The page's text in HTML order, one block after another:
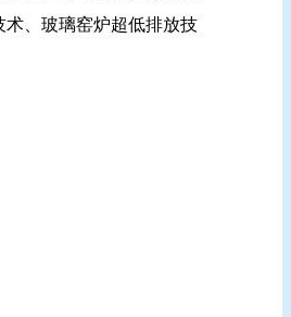
、玻璃窑炉超低排放技